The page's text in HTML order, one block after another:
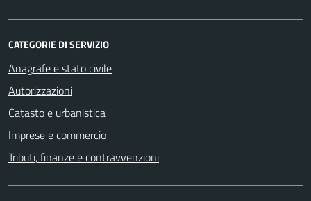
CATEGORIE DI SERVIZIO
Anagrafe e stato civile
Autorizzazioni
Catasto e urbanistica
Imprese e commercio
Tributi, finanze e contravvenzioni